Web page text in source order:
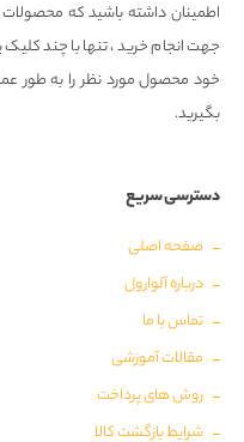
اطمینان داشته باشید که
جهت انجام خرید ، تنها با چند کلیک
خود محصول مورد نظر را به طور
بگیرید.
دسترسی سریع
صفحه اصلی
درباره آلوارول
تماس با ما
مقالات آموزشی
روش های پرداخت
شرایط بازگشت کالا